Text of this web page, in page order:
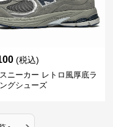
(税込)
ニーカー レトロ風厚底ラ
グシューズ